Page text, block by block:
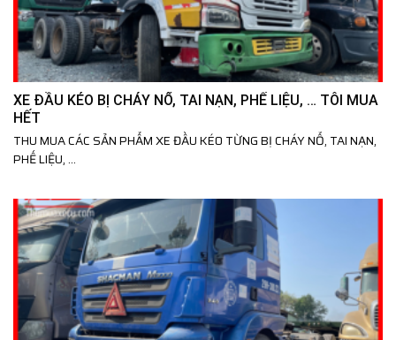
XE ĐẦU KÉO BỊ CHÁY NỔ, TAI NẠN, PHẾ LIỆU, … TÔI MUA
HẾT
THU MUA CÁC SẢN PHẨM XE ĐẦU KÉO TỪNG BỊ CHÁY NỔ, TAI NẠN,
PHẾ LIỆU, ...